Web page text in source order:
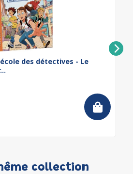
des détectives - Le
collection